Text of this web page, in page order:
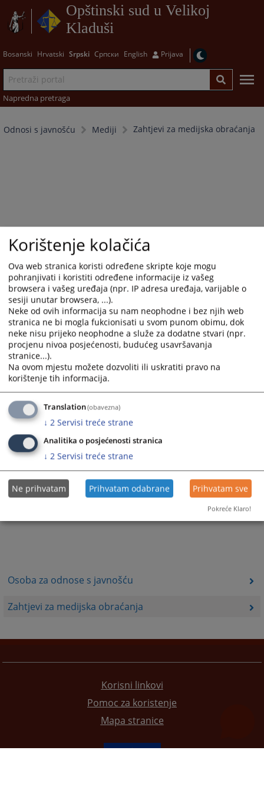
Opštinski sud u Velikoj
Kladuši
Bosanski Hrvatski Srpski Српски English Prijava
Napredna pretraga
Odnosi s javnošću Mediji Zahtjevi za medijska obraćanja
Osoba za odnose s javnošću
Zahtjevi za medijska obraćanja
Trenutno nema vijesti
Korisni linkovi
Pomoc za koristenje
Mapa stranice
Korištenje kolačića
Ova web stranica koristi određene skripte koje mogu
pohranjivati i koristiti određene informacije iz vašeg
browsera i vašeg uređaja (npr. IP adresa uređaja, varijable o
sesiji unutar browsera, ...).
Neke od ovih informacija su nam neophodne i bez njih web
stranica ne bi mogla fukcionisati u svom punom obimu, dok
neke nisu prijeko neophodne a služe za dodatne stvari (npr.
procjenu nivoa posjećenosti, budućeg usavršavanja
stranice...).
Na ovom mjestu možete dozvoliti ili uskratiti pravo na
korištenje tih informacija.
Translation(obavezna)
↓ 2 Servisi treće strane
Analitika o posjećenosti stranica
↓ 2 Servisi treće strane
Ne prihvatam Prihvatam odabrane Prihvatam sve
Pokreće Klaro!